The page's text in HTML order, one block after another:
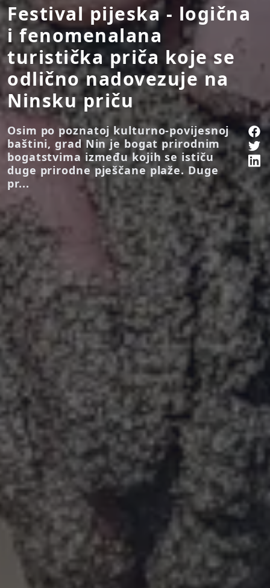
Festival pijeska - logična
i fenomenalana
turistička priča koje se
odlično nadovezuje na
Ninsku priču
Osim po poznatoj kulturno-povijesnoj
baštini, grad Nin je bogat prirodnim
bogatstvima između kojih se ističu
duge prirodne pješčane plaže. Duge
pr...